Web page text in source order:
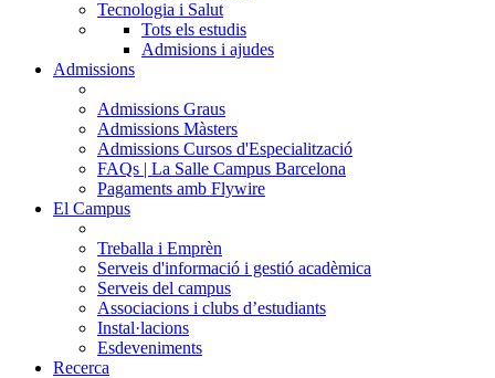
Tecnologia i Salut
Tots els estudis
Admisions i ajudes
Admissions
Admissions Graus
Admissions Màsters
Admissions Cursos d'Especialització
FAQs | La Salle Campus Barcelona
Pagaments amb Flywire
El Campus
Treballa i Emprèn
Serveis d'informació i gestió acadèmica
Serveis del campus
Associacions i clubs d’estudiants
Instal·lacions
Esdeveniments
Recerca